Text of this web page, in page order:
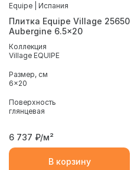
Equipe | Испания
Плитка Equipe Village 25650
Aubergine 6.5x20
Коллекция
Village EQUIPE
Размер, см
6x20
Поверхность
глянцевая
6 737 ₽/м²
В корзину